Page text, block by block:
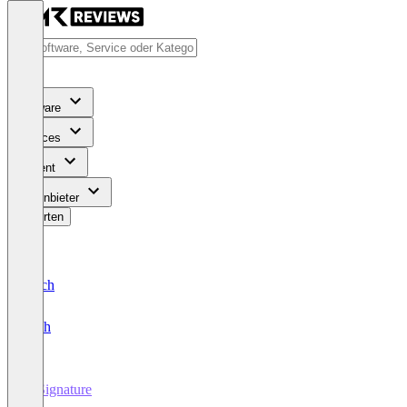
Software
Services
Content
Für Anbieter
Bewerten
Deutsch
English
E-Signature